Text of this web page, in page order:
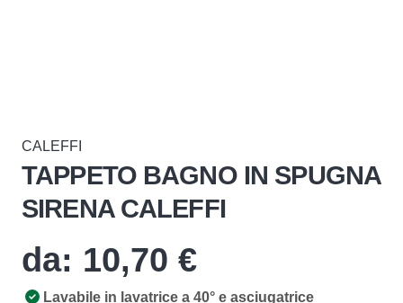
CALEFFI
TAPPETO BAGNO IN SPUGNA
SIRENA CALEFFI
da: 10,70 €
Lavabile in lavatrice a 40° e asciugatrice